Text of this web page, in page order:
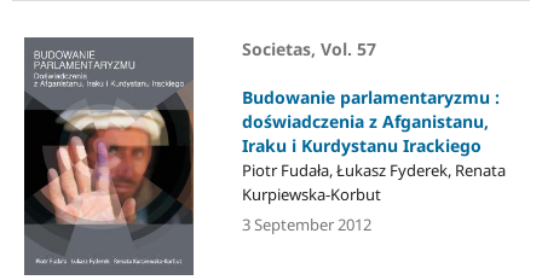
Societas, Vol. 57
Budowanie parlamentaryzmu :
doświadczenia z Afganistanu,
Iraku i Kurdystanu Irackiego
Piotr Fudała, Łukasz Fyderek, Renata
Kurpiewska-Korbut
3 September 2012